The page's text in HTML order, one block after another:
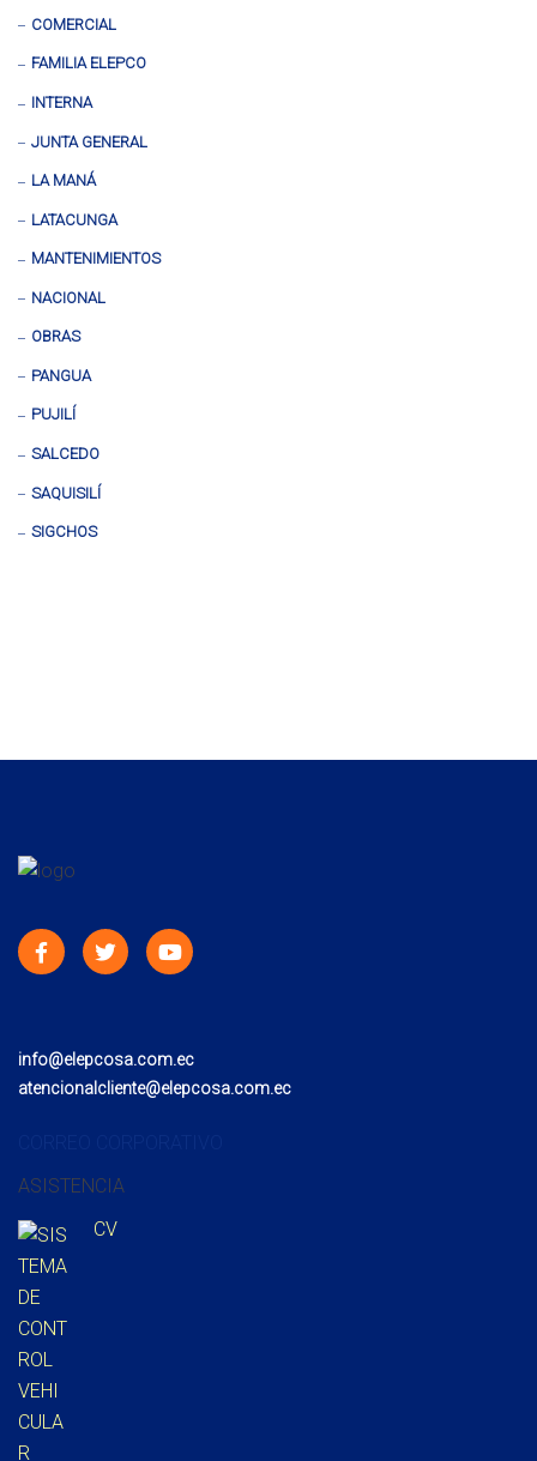
COMERCIAL
FAMILIA ELEPCO
INTERNA
JUNTA GENERAL
LA MANÁ
LATACUNGA
MANTENIMIENTOS
NACIONAL
OBRAS
PANGUA
PUJILÍ
SALCEDO
SAQUISILÍ
SIGCHOS
info@elepcosa.com.ec
atencionalcliente@elepcosa.com.ec
ASISTENCIA
CV